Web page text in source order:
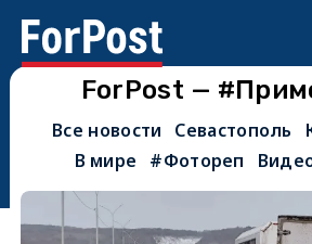
ForPost —
Все новости Севастополь
В мире
#Фотореп